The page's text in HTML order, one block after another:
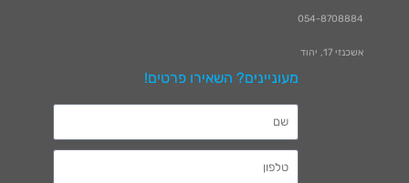
054-8708884
אשכנזי 17, יהוד
מעוניינים? השאירו פרטים!